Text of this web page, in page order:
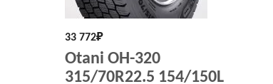
33 772₽
Otani OH-320
315/70R22.5 154/150L